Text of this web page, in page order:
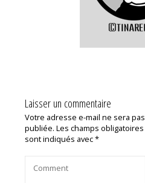
Laisser un commentaire
Votre adresse e-mail ne sera pas
publiée. Les champs obligatoires
sont indiqués avec*